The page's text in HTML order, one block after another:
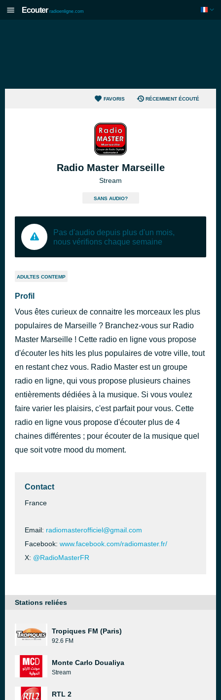
Ecouter radioenligne.com
FAVORIS RÉCEMMENT ÉCOUTÉ
Radio Master Marseille
Stream
SANS AUDIO?
Pas d'audio depuis plus d'un mois,
nous vérifions chaque semaine
ADULTES CONTEMP
Profil
Vous êtes curieux de connaitre les morceaux les plus
populaires de Marseille ? Branchez-vous sur Radio
Master Marseille ! Cette radio en ligne vous propose
d'écouter les hits les plus populaires de votre ville, tout
en restant chez vous. Radio Master est un groupe
radio en ligne, qui vous propose plusieurs chaines
entièrements dédiées à la musique. Si vous voulez
faire varier les plaisirs, c'est parfait pour vous. Cette
radio en ligne vous propose d'écouter plus de 4
chaines différentes ; pour écouter de la musique quel
que soit votre mood du moment.
Contact
France
Email: radiomasterofficiel@gmail.com
Facebook: www.facebook.com/radiomaster.fr/
X: @RadioMasterFR
Stations reliées
Tropiques FM (Paris)
92.6 FM
Monte Carlo Doualiya
Stream
RTL 2